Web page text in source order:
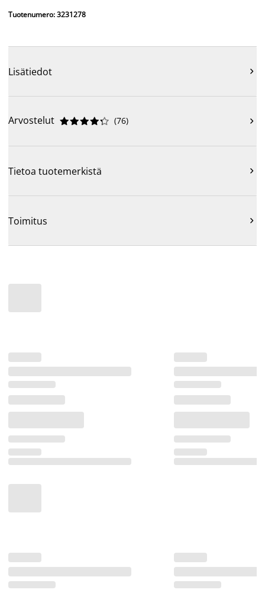
Tuotenumero: 3231278
Lisätiedot 
Arvostelut 




 (76) 
Tietoa tuotemerkistä 
Toimitus 